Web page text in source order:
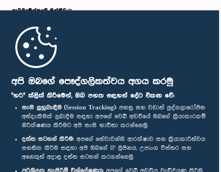
අපි ඔබගේ පෞද්ගලිකත්වය අගය කරමු
"හරි" ක්ලික් කිරීමෙන්, ඔබ පහත සඳහන් දේට එකඟ වේ:
සැසි ලුහුබැඳීම (Session Tracking): පහසු සහ වඩාත් පුද්ගලාරෝපිත
අත්දැකීමක් ලබාදීම සඳහා අපගේ වෙබ් අඩවියේ ඔබගේ ක්‍රියාකාරකම්
නිරීක්ෂණය කිරීමට අපි සැසි භාවිතා කරන්නෙමු.
දත්ත සටහන් කිරීම: අපගේ සේවාවන්හි ආරක්ෂාව සහ ක්‍රියාකාරීත්වය
සහතික කිරීම සඳහා අපි ඔබගේ IP ලිපිනය, උපාංග විස්තර සහ
අනෙකුත් අදාළ දත්ත සටහන් කරගන්නෙමු.
ප.ව. 2:29 - ප.ව. 2:37
ප.ව. 2:37 - ප.ව. 2:46
ප.ව. 2:46 - ප.ව. 2:55
ප.ව. 2:55 - ප.ව. 3:05
පාර්ලි‌මේන්තුවේ මන්ත්‍රීවරු
මුල් පිටුව
පාර්ලිමේන්තු ජංගම යෙදුම
අප හා සම්බන්ධ වී සිටින්න :
සම්මාන